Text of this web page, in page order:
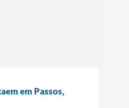
em Passos,